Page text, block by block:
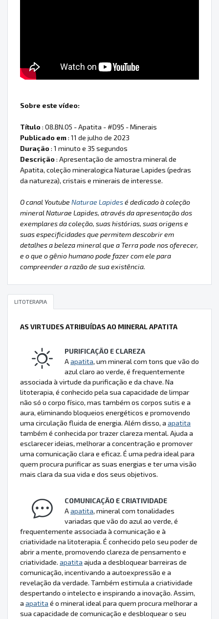
Sobre este vídeo:
Título: 08.BN.05 - Apatita - #D95 - Minerais
Publicado em: 11 de julho de 2023
Duração: 1 minuto e 35 segundos
Descrição: Apresentação de amostra mineral de
Apatita, coleção mineralogica Naturae Lapides (pedras
da natureza), cristais e minerais de interesse.
O canal Youtube Naturae Lapidesé dedicado à coleção
mineral Naturae Lapides, através da apresentação dos
exemplares da coleção, suas histórias, suas origens e
suas especificidades que permitem descobrir em
detalhes a beleza mineral que a Terra pode nos oferecer,
e o que o gênio humano pode fazer com ele para
compreender a razão de sua existência.
LITOTERAPIA
AS VIRTUDES ATRIBUÍDAS AO MINERAL APATITA
PURIFICAÇÃO E CLAREZA
Aapatita, um mineral com tons que vão do
azul claro ao verde, é frequentemente
associada à virtude da purificação e da chave. Na
litoterapia, é conhecido pela sua capacidade de limpar
não só o corpo físico, mas também os corpos sutis e a
aura, eliminando bloqueios energéticos e promovendo
uma circulação fluida de energia. Além disso, a apatita
também é conhecida por trazer clareza mental. Ajuda a
esclarecer ideias, melhorar a concentração e promover
uma comunicação clara e eficaz. É uma pedra ideal para
quem procura purificar as suas energias e ter uma visão
mais clara da sua vida e dos seus objetivos.
COMUNICAÇÃO E CRIATIVIDADE
Aapatita, mineral com tonalidades
variadas que vão do azul ao verde, é
frequentemente associada à comunicação e à
criatividade na litoterapia. É conhecido pelo seu poder de
abrir a mente, promovendo clareza de pensamento e
criatividade. apatita ajuda a desbloquear barreiras de
comunicação, incentivando a autoexpressão e a
revelação da verdade. Também estimula a criatividade
despertando o intelecto e inspirando a inovação. Assim,
a apatita é o mineral ideal para quem procura melhorar a
sua capacidade de comunicação e desbloquear o seu